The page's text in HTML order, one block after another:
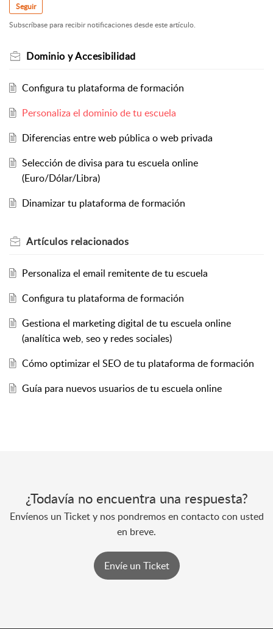
Seguir
Subscríbase para recibir notificaciones desde este artículo.
Dominio y Accesibilidad
Configura tu plataforma de formación
Personaliza el dominio de tu escuela
Diferencias entre web pública o web privada
Selección de divisa para tu escuela online
(Euro/Dólar/Libra)
Dinamizar tu plataforma de formación
Artículos relacionados
Personaliza el email remitente de tu escuela
Configura tu plataforma de formación
Gestiona el marketing digital de tu escuela online
(analítica web, seo y redes sociales)
Cómo optimizar el SEO de tu plataforma de formación
Guía para nuevos usuarios de tu escuela online
¿Todavía no encuentra una respuesta?
Envíenos un Ticket y nos pondremos en contacto con usted
en breve.
Envíe un Ticket